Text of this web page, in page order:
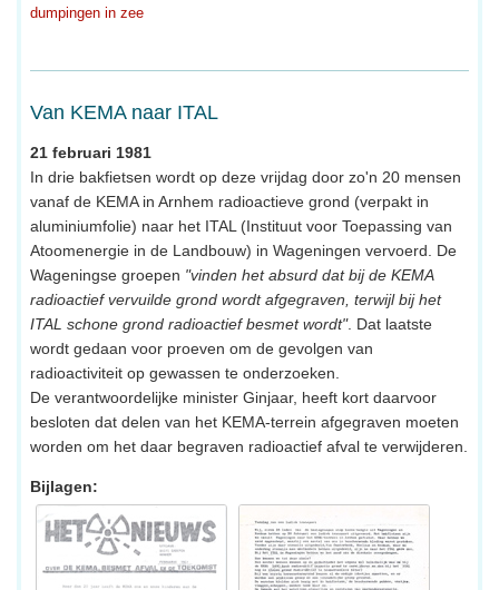
dumpingen in zee
Van KEMA naar ITAL
21 februari 1981
In drie bakfietsen wordt op deze vrijdag door zo'n 20 mensen
vanaf de KEMA in Arnhem radioactieve grond (verpakt in
aluminiumfolie) naar het ITAL (Instituut voor Toepassing van
Atoomenergie in de Landbouw) in Wageningen vervoerd. De
Wageningse groepen "vinden het absurd dat bij de KEMA
radioactief vervuilde grond wordt afgegraven, terwijl bij het
ITAL schone grond radioactief besmet wordt". Dat laatste
wordt gedaan voor proeven om de gevolgen van
radioactiviteit op gewassen te onderzoeken.
De verantwoordelijke minister Ginjaar, heeft kort daarvoor
besloten dat delen van het KEMA-terrein afgegraven moeten
worden om het daar begraven radioactief afval te verwijderen.
Bijlagen: